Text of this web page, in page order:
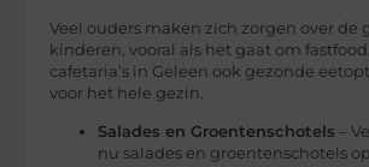
Veel ouders maken zich zorgen over de
kinderen, vooral als het gaat om
cafetaria’s in Geleen ook gezonde
voor het hele gezin.
Salades en Groentenschotels –
nu salades en groentenschotels